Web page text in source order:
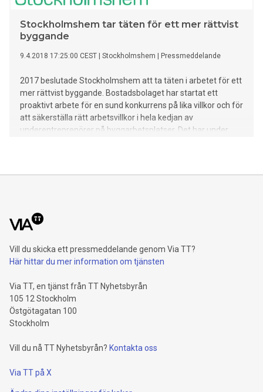
Stockholmshem tar täten för ett mer rättvist
byggande
9.4.2018 17:25:00 CEST Stockholmshem Pressmeddelande
2017 beslutade Stockholmshem att ta täten i arbetet för ett
mer rättvist byggande. Bostadsbolaget har startat ett
proaktivt arbete för en sund konkurrens på lika villkor och för
att säkerställa rätt arbetsvillkor i hela kedjan av
underentreprenörer på byggarbetsplatser. Det har under
branschen, säger Morgan Jansson, upphandlingschef på
Stockholmshem. Det är viktigt att hela kedjan av aktörer
ekonomiskt och ekologiskt. Våra hyresgäster ska kunna lita
på att deras lägenheter är byggda på rätt värderingar. Som
och nära samarbete m
Vill du skicka ett pressmeddelande genom Via TT?
Här hittar du mer information om tjänsten
Via TT, en tjänst från TT Nyhetsbyrån
105 12 Stockholm
Östgötagatan 100
Stockholm
Vill du nå TT Nyhetsbyrån? Kontakta oss
Via TT på X